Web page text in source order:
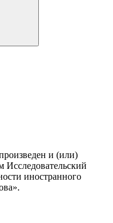
и (или)
Исследовательский
иностранного